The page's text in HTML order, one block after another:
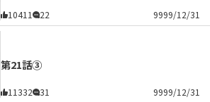
10411 22 9999/12/31
第21話③
11332 31 9999/12/31